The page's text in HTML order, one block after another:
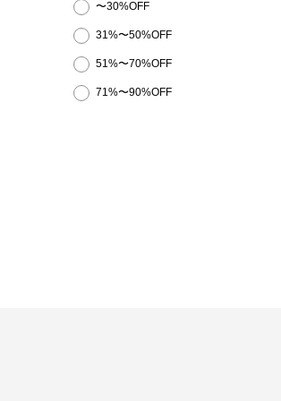
〜30%OFF
31%〜50%OFF
51%〜70%OFF
71%〜90%OFF